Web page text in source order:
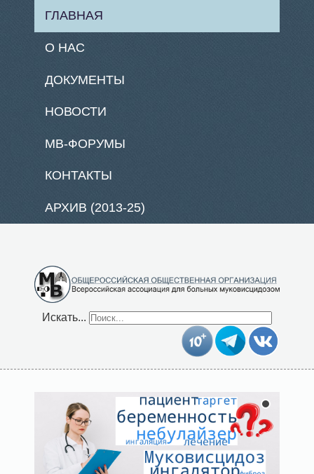
ГЛАВНАЯ
О НАС
ДОКУМЕНТЫ
НОВОСТИ
МВ-ФОРУМЫ
КОНТАКТЫ
АРХИВ (2013-25)
Искать...